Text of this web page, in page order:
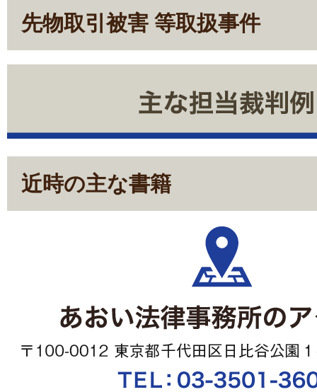
先物取引被害 等取扱事件
近時の主な書籍